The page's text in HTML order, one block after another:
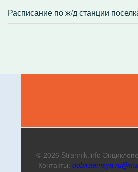
Расписание по ж/д станции
© 2026 Strannik.info
Контакты: